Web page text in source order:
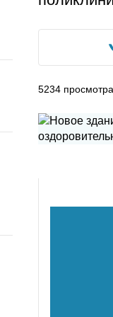
5234 просмотра